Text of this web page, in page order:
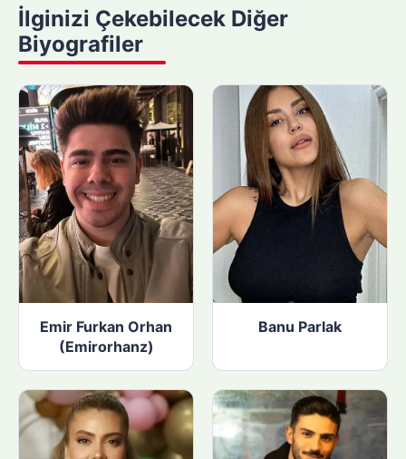
y
a
p
n
:
İlginizi Çekebilecek Diğer
Biyografiler
Emir Furkan Orhan
(Emirorhanz)
Banu Parlak